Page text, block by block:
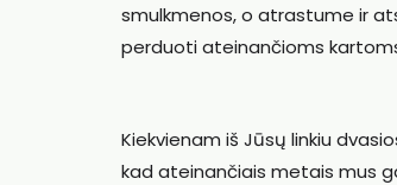
smulkmenos, o atrastume ir
perduoti ateinančioms
Kiekvienam iš Jūsų linkiu
kad ateinančiais metais mus